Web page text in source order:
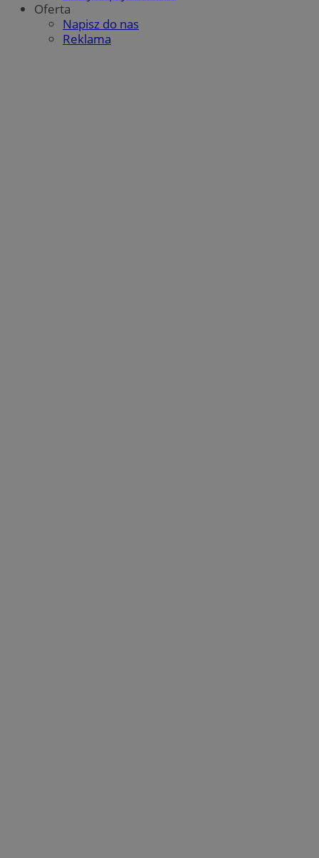
Oferta
Napisz do nas
Reklama